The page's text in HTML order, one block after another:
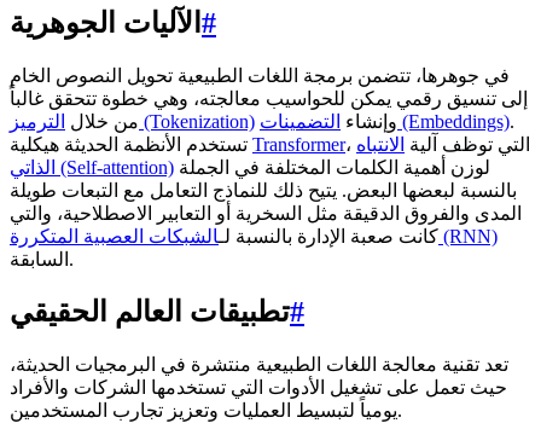
الآليات الجوهرية #
في جوهرها، تتضمن برمجة اللغات الطبيعية تحويل النصوص الخام
إلى تنسيق رقمي يمكن للحواسيب معالجته، وهي خطوة تتحقق غالباً
من خلال الترميز (Tokenization) وإنشاء التضمينات (Embeddings).
Transformer ، التي توظف آلية الانتباه
الذاتي (Self-attention)
بالنسبة لبعضها البعض. يتيح ذلك للنماذج التعامل مع التبعات طويلة
المدى والفروق الدقيقة مثل السخرية أو التعابير الاصطلاحية، والتي
كانت صعبة الإدارة بالنسبة لـ الشبكات العصبية المتكررة (RNN)
السابقة.
تطبيقات العالم الحقيقي#
تعد تقنية معالجة اللغات الطبيعية منتشرة في البرمجيات الحديثة،
حيث تعمل على تشغيل الأدوات التي تستخدمها الشركات والأفراد
يومياً لتبسيط العمليات وتعزيز تجارب المستخدمين.